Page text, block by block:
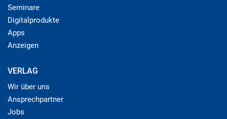
Seminare
Digitalprodukte
Apps
Anzeigen
VERLAG
Wir über uns
Ansprechpartner
Jobs